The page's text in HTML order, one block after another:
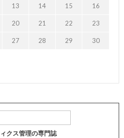
13 14 15 16
20 21 22 23
27 28 29 30
クス管理の専門誌